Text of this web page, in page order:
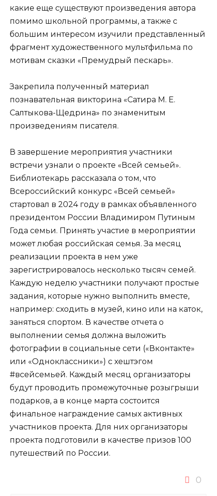
какие еще существуют произведения автора
помимо школьной программы, а также с
большим интересом изучили представленный
фрагмент художественного мультфильма по
мотивам сказки «Премудрый пескарь».
Закрепила полученный материал
познавательная викторина «Сатира М. Е.
Салтыкова-Щедрина» по знаменитым
произведениям писателя.
В завершение мероприятия участники
встречи узнали о проекте «Всей семьей».
Библиотекарь рассказала о том, что
Всероссийский конкурс «Всей семьей»
стартовал в 2024 году в рамках объявленного
президентом России Владимиром Путиным
Года семьи. Принять участие в мероприятии
может любая российская семья. За месяц
реализации проекта в нем уже
зарегистрировалось несколько тысяч семей.
Каждую неделю участники получают простые
задания, которые нужно выполнить вместе,
например: сходить в музей, кино или на каток,
заняться спортом. В качестве отчета о
выполнении семья должна выложить
фотографии в социальные сети («Вконтакте»
или «Одноклассники») с хештэгом
#всейсемьей. Каждый месяц организаторы
будут проводить промежуточные розыгрыши
подарков, а в конце марта состоится
финальное награждение самых активных
участников проекта. Для них организаторы
проекта подготовили в качестве призов 100
путешествий по России.
0